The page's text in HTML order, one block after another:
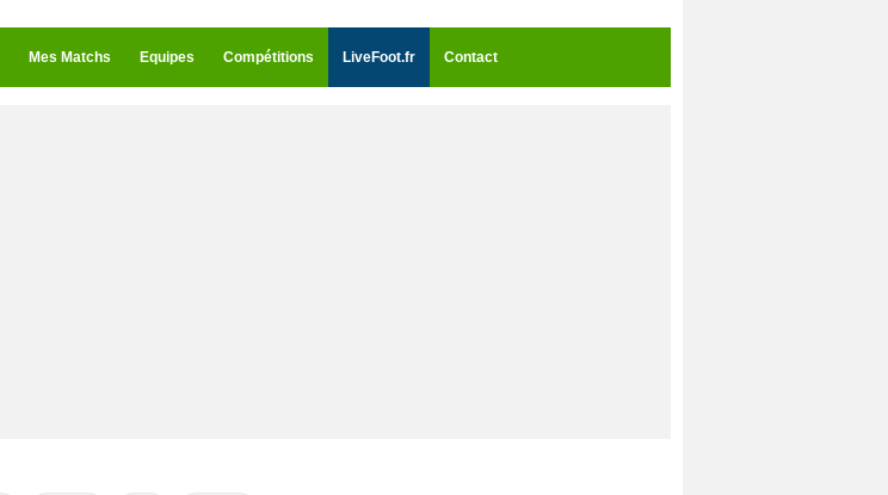
Mes Matchs Equipes Compétitions LiveFoot.fr Contact